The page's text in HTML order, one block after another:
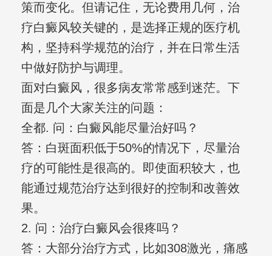
策而变化。但请记住，无论费用几何，治
疗白癜风较关键的，是选择正规的医疗机
构，坚持科学规范的治疗，并在日常生活
中做好防护与调理。
面对白癜风，很多病友常常感到迷茫。下
面是几个大家关注的问题：
全都. 问：白癜风能尽量治好吗？
答：白斑面积低于50%的情况下，尽量治
疗的可能性是很高的。即使面积较大，也
能通过规范治疗达到很好的控制和改善效
果。
2. 问：治疗白癜风会很疼吗？
答：大部分治疗方式，比如308激光，痛感